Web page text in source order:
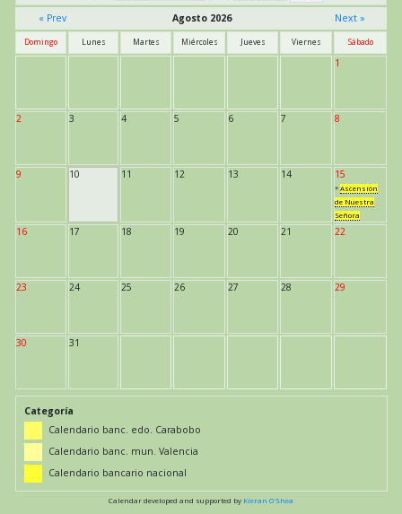
« Prev
Agosto 2026 Next »
Domingo Lunes Martes Miércoles Jueves Viernes Sábado
1
2 3 4 5 6 7 8
9 10 11 12 13 14 15
* Ascensión
de Nuestra
Señora
16 17 18 19 20 21 22
23 24 25 26 27 28 29
30 31
Categoría
Calendario banc. edo. Carabobo
Calendario banc. mun. Valencia
Calendario bancario nacional
Calendar developed and supported by Kieran O'Shea